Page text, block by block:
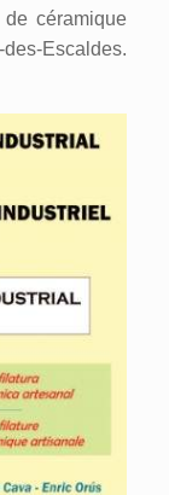
céramique
Escaldes.